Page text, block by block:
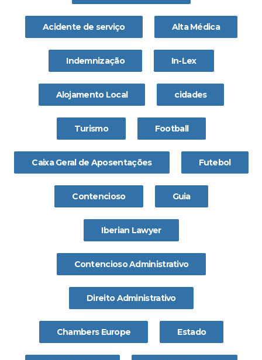
Acidente de serviço Alta Médica
Indemnização In-Lex
Alojamento Local cidades
Turismo Football
Caixa Geral de Aposentações Futebol
Contencioso Guia
Iberian Lawyer
Contencioso Administrativo
Direito Administrativo
Chambers Europe Estado